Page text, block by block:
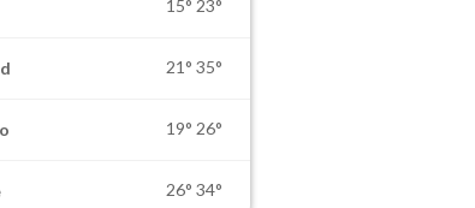
15° 23°
21° 35°
19° 26°
26° 34°